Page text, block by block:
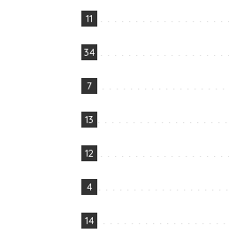
11
34
7
13
12
4
14